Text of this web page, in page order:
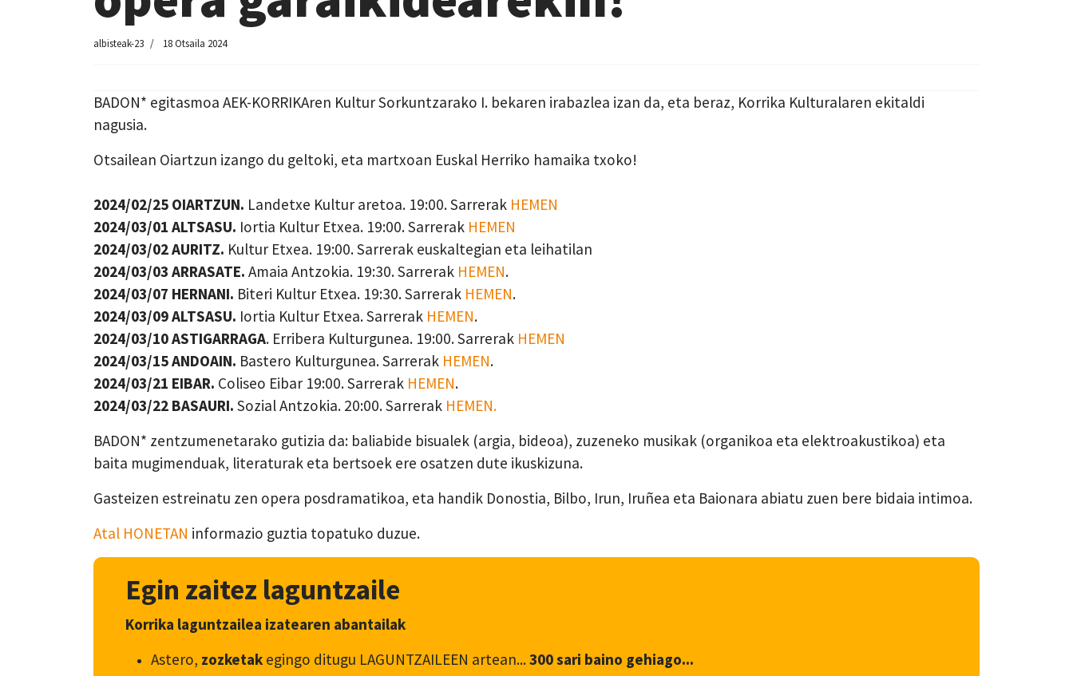
albisteak-23 18 Otsaila 2024
BADON* egitasmoa AEK-KORRIKAren Kultur Sorkuntzarako I. bekaren irabazlea izan da, eta beraz, Korrika Kulturalaren ekitaldi
nagusia.
Otsailean Oiartzun izango du geltoki, eta martxoan Euskal Herriko hamaika txoko!
2024/02/25 OIARTZUN. Landetxe Kultur aretoa. 19:00. Sarrerak HEMEN
2024/03/01 ALTSASU. Iortia Kultur Etxea. 19:00. Sarrerak HEMEN
2024/03/02 AURITZ. Kultur Etxea. 19:00. Sarrerak euskaltegian eta leihatilan
2024/03/03 ARRASATE. Amaia Antzokia. 19:30. Sarrerak HEMEN.
2024/03/07 HERNANI. Biteri Kultur Etxea. 19:30. Sarrerak HEMEN.
2024/03/09 ALTSASU. Iortia Kultur Etxea. Sarrerak HEMEN.
2024/03/10 ASTIGARRAGA. Erribera Kulturgunea. 19:00. Sarrerak HEMEN
2024/03/15 ANDOAIN. Bastero Kulturgunea. Sarrerak HEMEN.
2024/03/21 EIBAR. Coliseo Eibar 19:00. Sarrerak HEMEN.
2024/03/22 BASAURI. Sozial Antzokia. 20:00. Sarrerak HEMEN.
BADON* zentzumenetarako gutizia da: baliabide bisualek (argia, bideoa), zuzeneko musikak (organikoa eta elektroakustikoa) eta
baita mugimenduak, literaturak eta bertsoek ere osatzen dute ikuskizuna.
Gasteizen estreinatu zen opera posdramatikoa, eta handik Donostia, Bilbo, Irun, Iruñea eta Baionara abiatu zuen bere bidaia intimoa.
Atal HONETAN informazio guztia topatuko duzue.
Egin zaitez laguntzaile
Korrika laguntzailea izatearen abantailak
Astero, zozketak egingo ditugu LAGUNTZAILEEN artean...300 sari baino gehiago...